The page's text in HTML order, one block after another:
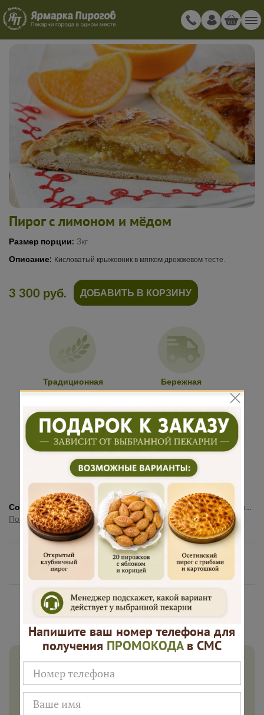
Пирог с лимоном и мёдом
Размер порции: 3кг
Описание: Кисловатый крыжовник в мягком дрожжевом тесте.
Традиционная
рецептура
Бережная
доставка
Подарок к
каждому
заказу
Много
начинки
3 300 руб. ДОБАВИТЬ В КОРЗИНУ
Состав:Мука, яйцо, дрожжи, маргарин, вода, соль, сахар, лимон, мёд, загуститель
Показать полностью
Нам доверяют
Русские Пироги это
Дарим 500 рублей на заказ в
августе!
Введите ваш номер телефона и мы пришлем промокод
Напишите ваш номер телефона для
получения ПРОМОКОДАв СМС